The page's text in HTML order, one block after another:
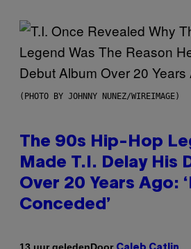
(PHOTO BY JOHNNY NUNEZ/WIREIMAGE)
The 90s Hip-Hop
Made T.I. Delay His
Over 20 Years Ago:
Conceded’
Door